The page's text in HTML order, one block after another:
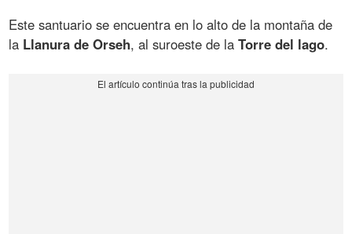
Este santuario se encuentra en lo alto de la montaña de
la Llanura de Orseh, al suroeste de laTorre del lago.